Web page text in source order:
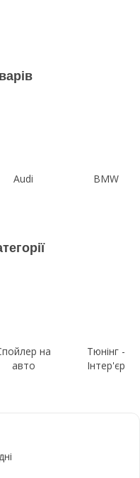
Audi BMW
на
авто
Тюнінг -
Інтер'єр